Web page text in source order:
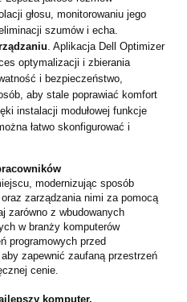
głosu, monitorowaniu jego
szumów i echa.
. Aplikacja Dell Optimizer
optymalizacji i zbierania
i bezpieczeństwo,
aby stale poprawiać komfort
instalacji modułowej funkcje
łatwo skonfigurować i
modernizując sposób
zarządzania nimi za pomocą
zarówno z wbudowanych
w branży komputerów
programowych przed
zapewnić zaufaną przestrzeń
cenie.
komputer.